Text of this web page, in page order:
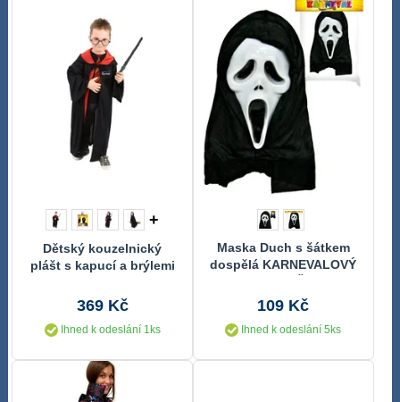
+
Dětský kouzelnický
plášt s kapucí a brýlemi
369 Kč
Ihned k odeslání 1ks
Maska Duch s šátkem
dospělá KARNEVALOVÝ
109 Kč
Ihned k odeslání 5ks